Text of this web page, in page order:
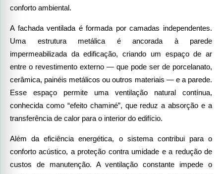
conforto ambiental.
A fachada ventilada é formada por camadas independentes.
Uma estrutura metálica é ancorada à parede
impermeabilizada da edificação, criando um espaço de ar
entre o revestimento externo — que pode ser de porcelanato,
cerâmica, painéis metálicos ou outros materiais — e a parede.
Esse espaço permite uma ventilação natural contínua,
conhecida como “efeito chaminé”, que reduz a absorção e a
transferência de calor para o interior do edifício.
Além da eficiência energética, o sistema contribui para o
conforto acústico, a proteção contra umidade e a redução de
custos de manutenção. A ventilação constante impede o